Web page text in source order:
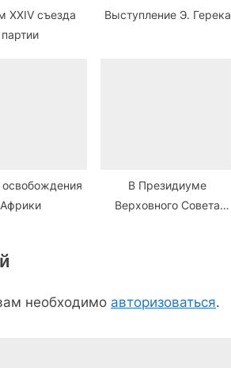
XXIV съезда
партии
Выступление Э. Герека
освобождения
Африки
В Президиуме
Верховного Совета
необходимо авторизоваться.